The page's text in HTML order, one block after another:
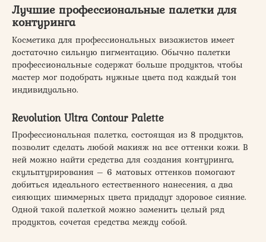
Лучшие профессиональные палетки для
контуринга
Косметика для профессиональных визажистов имеет
достаточно сильную пигментацию. Обычно палетки
профессиональные содержат больше продуктов, чтобы
мастер мог подобрать нужные цвета под каждый тон
индивидуально.
Revolution Ultra Contour Palette
Профессиональная палетка, состоящая из 8 продуктов,
позволит сделать любой макияж на все оттенки кожи. В
ней можно найти средства для создания контуринга,
скульптурирования – 6 матовых оттенков помогают
добиться идеального естественного нанесения, а два
сияющих шиммерных цвета придадут здоровое сияние.
Одной такой палеткой можно заменить целый ряд
продуктов, сочетая средства между собой.